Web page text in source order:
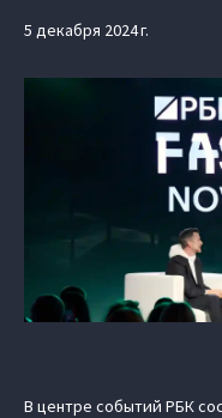
5 декабря 2024 г.
В центре событий РБК